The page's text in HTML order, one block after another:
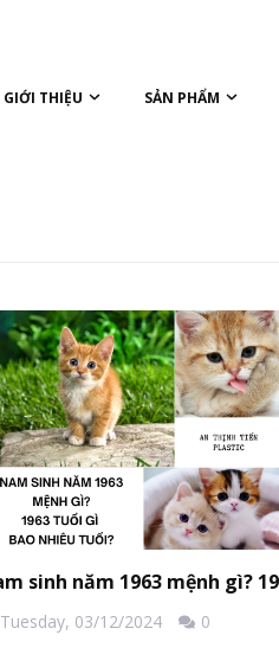
GIỚI THIỆU SẢN PHẨM
Tuesday, 03/12/2024
0